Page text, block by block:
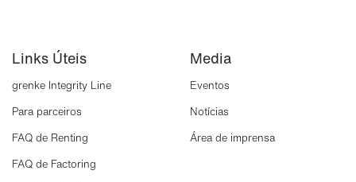
Links Úteis
grenke Integrity Line
Para parceiros
FAQ de Renting
FAQ de Factoring
Media
Eventos
Notícias
Área de imprensa